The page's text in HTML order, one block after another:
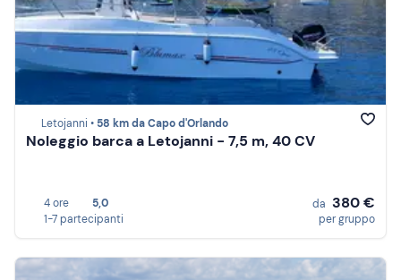
Letojanni • 58 km da Capo d'Orlando
Noleggio barca a Letojanni - 7,5 m, 40 CV
4 ore
5,0
1-7 partecipanti
da 380 €
per gruppo